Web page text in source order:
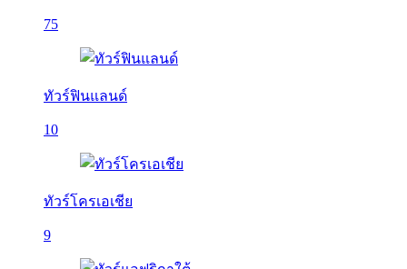
75
ทัวร์ฟินแลนด์
10
ทัวร์โครเอเชีย
9